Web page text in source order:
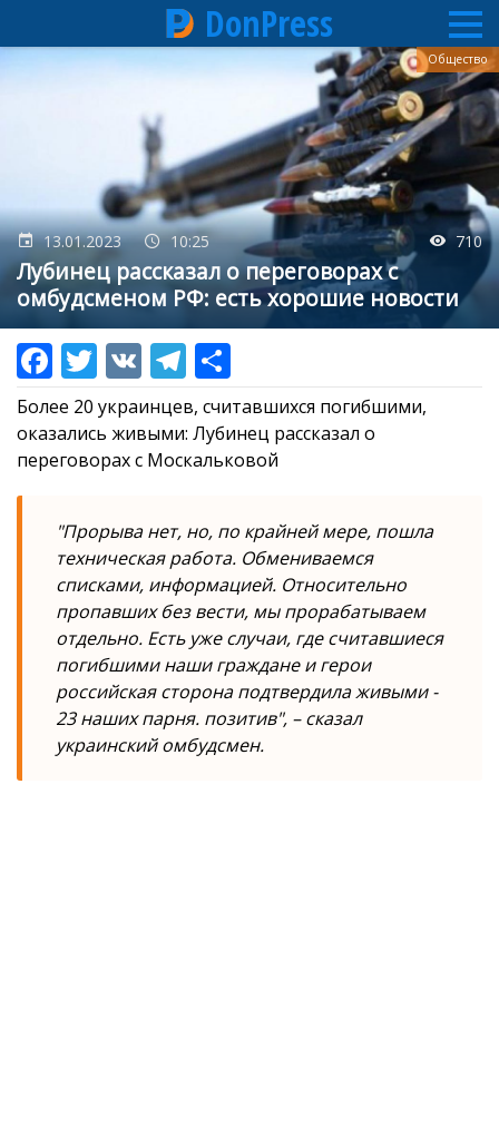
Перейти
DonPress
13.01.2023 10:25 710
Лубинец рассказал о переговорах с
омбудсменом РФ: есть хорошие новости
Общество
Более 20 украинцев, считавшихся погибшими,
оказались живыми: Лубинец рассказал о
переговорах с Москальковой
"Прорыва нет, но, по крайней мере, пошла
техническая работа. Обмениваемся
списками, информацией. Относительно
пропавших без вести, мы прорабатываем
отдельно. Есть уже случаи, где считавшиеся
погибшими наши граждане и герои
российская сторона подтвердила живыми -
23 наших парня. позитив", – сказал
украинский омбудсмен.